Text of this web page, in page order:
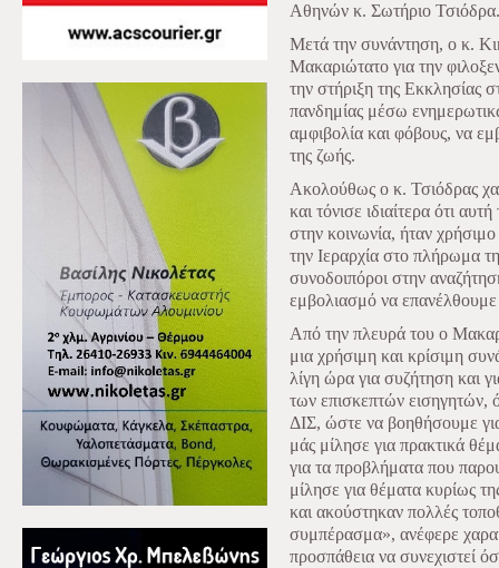
Αθηνών κ. Σωτήριο Τσιόδρα.
Μετά την συνάντηση, ο κ.
Μακαριώτατο για την
την στήριξη της Εκκλησίας
πανδημίας μέσω
αμφιβολία και φόβους, να
της ζωής.
Ακολούθως ο κ. Τσιόδρας
και τόνισε ιδιαίτερα ότι
στην κοινωνία, ήταν
την Ιεραρχία στο πλήρωμα
συνοδοιπόροι στην
εμβολιασμό να επανέλθουμε
Από την πλευρά του ο
μια χρήσιμη και κρίσιμη
λίγη ώρα για συζήτηση και
των επισκεπτών
ΔΙΣ, ώστε να βοηθήσουμε
μάς μίλησε για πρακτικά
για τα προβλήματα που
μίλησε για θέματα κυρίως
και ακούστηκαν πολλές
συμπέρασμα», ανέφερε
προσπάθεια να συνεχιστεί